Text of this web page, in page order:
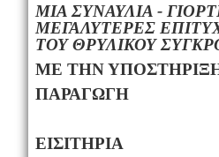
ΜΙΑ ΣΥΝΑΥΛΙΑ -
ΜΕΓΑΛΥΤΕΡΕΣ
ΤΟΥ ΘΡΥΛΙΚΟΥ
ΜΕ ΤΗΝ
ΠΑΡΑΓΩΓΗ
ΕΙΣΙΤΗΡΙΑ